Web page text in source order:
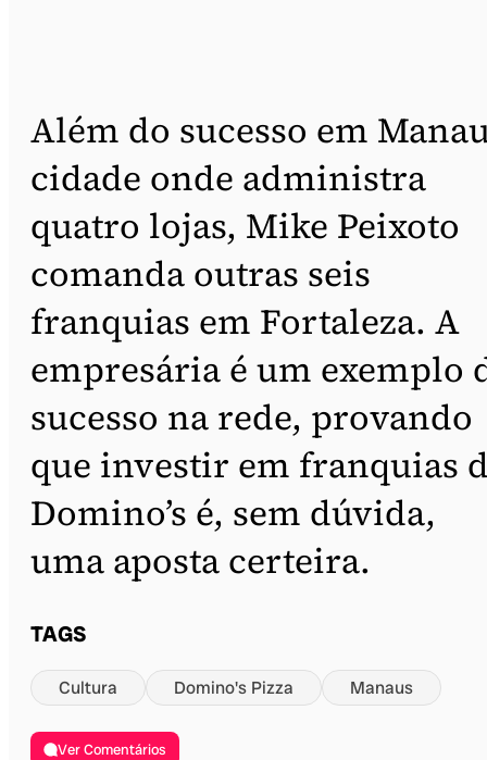
Além do sucesso em
cidade onde administra
quatro lojas, Mike Peixoto
comanda outras seis
franquias em Fortaleza. A
empresária é um exemplo
sucesso na rede, provando
que investir em franquias
Domino’s é, sem dúvida,
uma aposta certeira.
TAGS
Cultura Domino's Pizza Manaus
Ver Comentários